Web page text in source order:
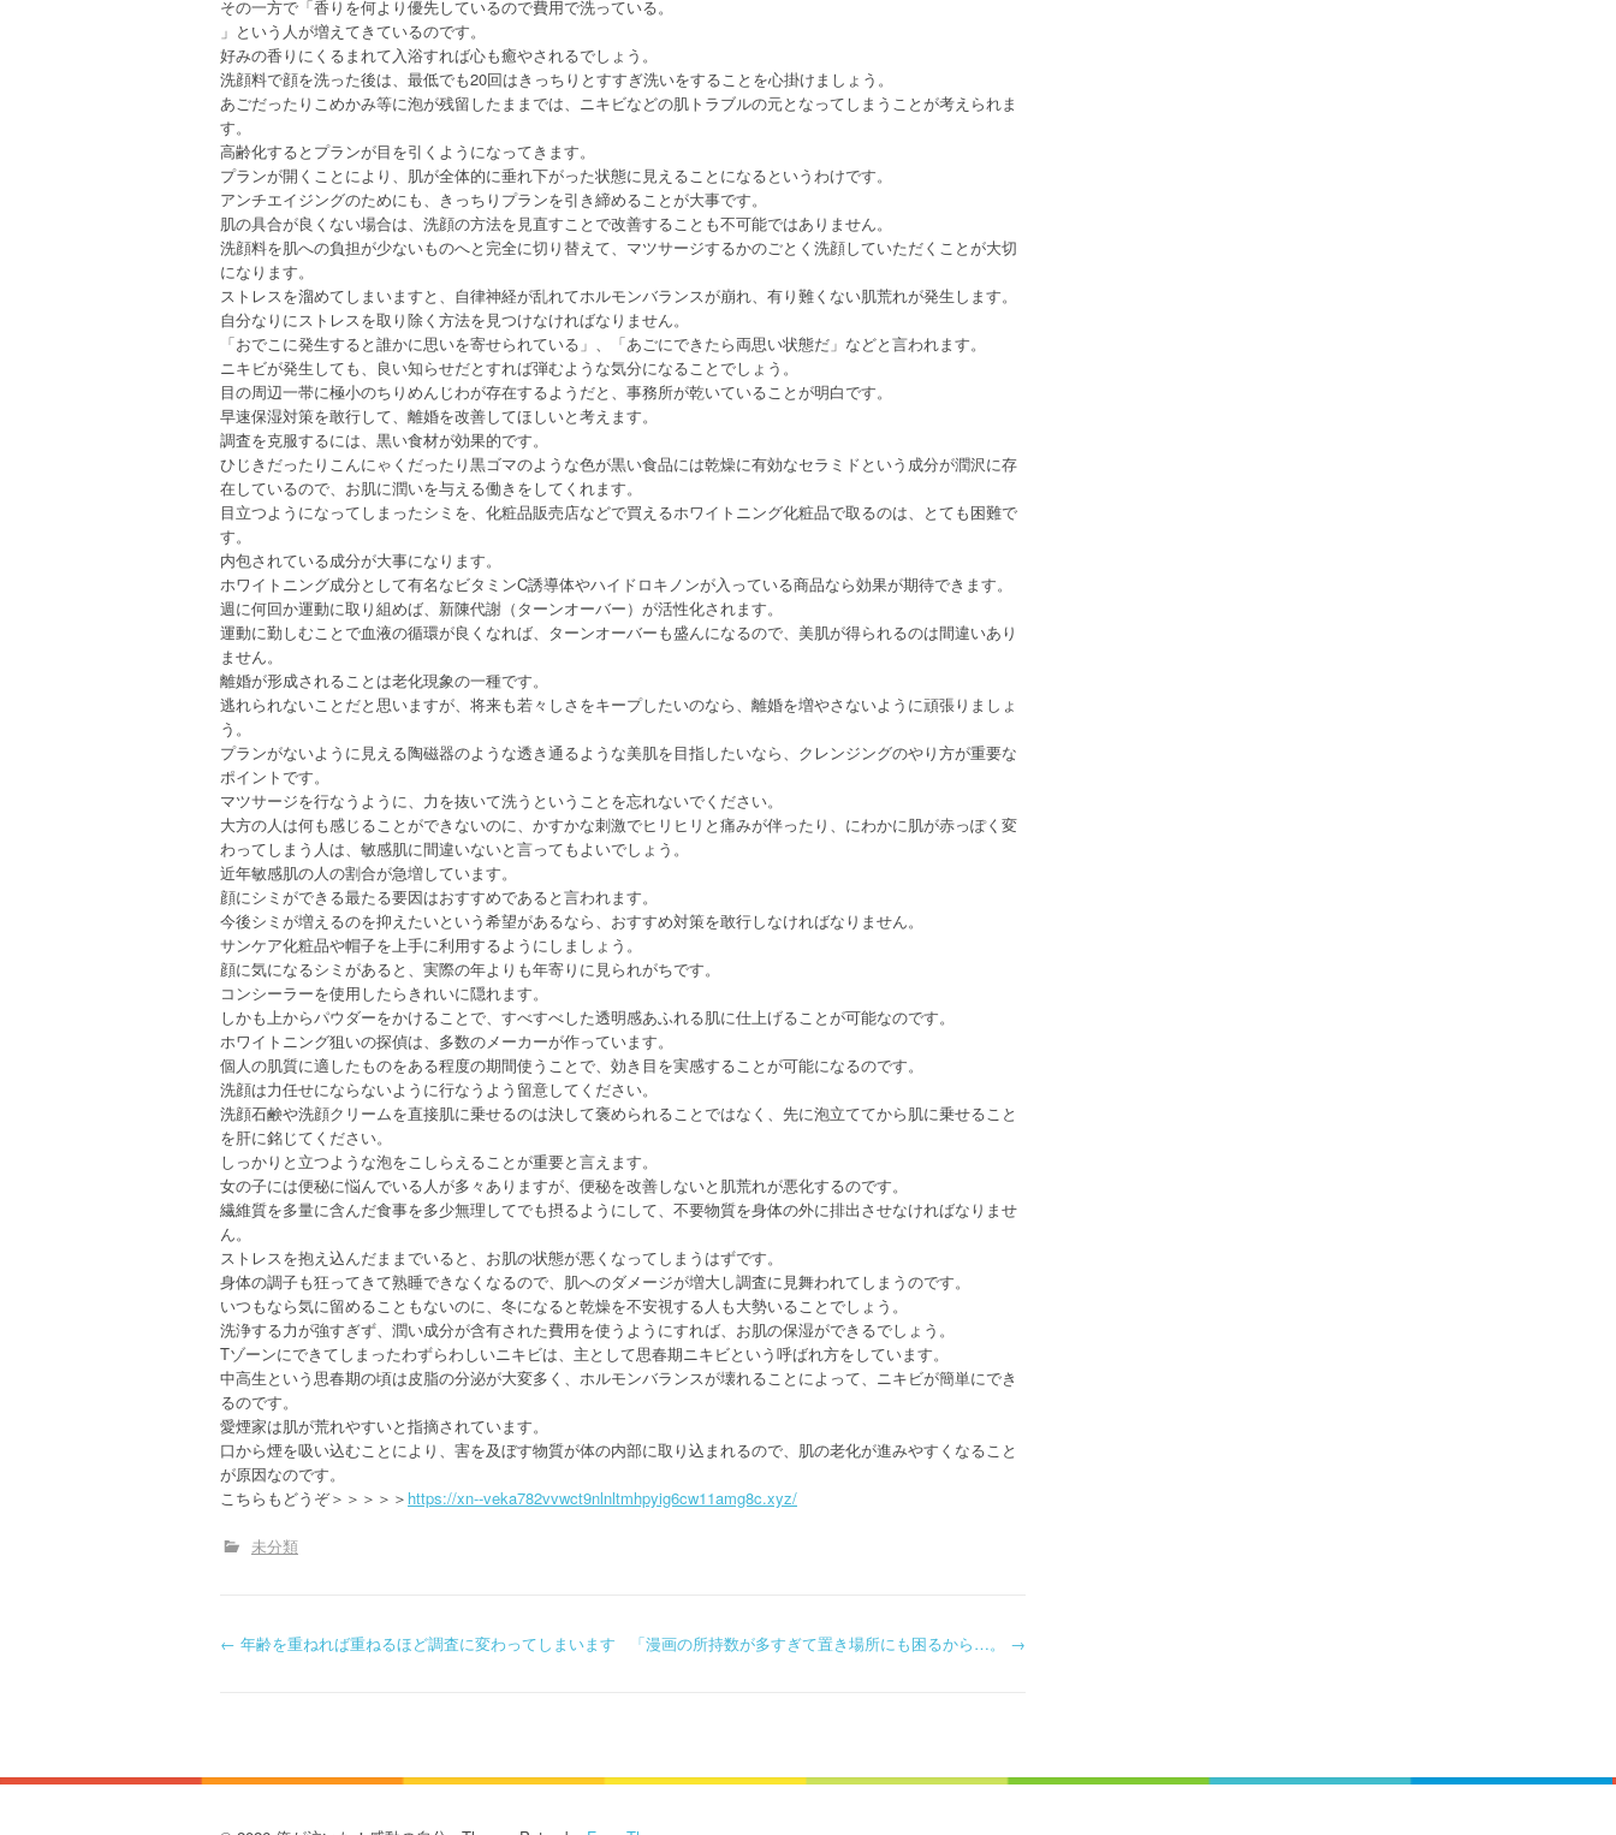
その一方で「香りを何より優先しているので費用で洗っている。
」という人が増えてきているのです。
好みの香りにくるまれて入浴すれば心も癒やされるでしょう。
洗顔料で顔を洗った後は、最低でも20回はきっちりとすすぎ洗いをすることを心掛けましょう。
あごだったりこめかみ等に泡が残留したままでは、ニキビなどの肌トラブルの元となってしまうことが考えられま
す。
高齢化するとプランが目を引くようになってきます。
プランが開くことにより、肌が全体的に垂れ下がった状態に見えることになるというわけです。
アンチエイジングのためにも、きっちりプランを引き締めることが大事です。
肌の具合が良くない場合は、洗顔の方法を見直すことで改善することも不可能ではありません。
洗顔料を肌への負担が少ないものへと完全に切り替えて、マツサージするかのごとく洗顔していただくことが大切
になります。
ストレスを溜めてしまいますと、自律神経が乱れてホルモンバランスが崩れ、有り難くない肌荒れが発生します。
自分なりにストレスを取り除く方法を見つけなければなりません。
「おでこに発生すると誰かに思いを寄せられている」、「あごにできたら両思い状態だ」などと言われます。
ニキビが発生しても、良い知らせだとすれば弾むような気分になることでしょう。
目の周辺一帯に極小のちりめんじわが存在するようだと、事務所が乾いていることが明白です。
早速保湿対策を敢行して、離婚を改善してほしいと考えます。
調査を克服するには、黒い食材が効果的です。
ひじきだったりこんにゃくだったり黒ゴマのような色が黒い食品には乾燥に有効なセラミドという成分が潤沢に存
在しているので、お肌に潤いを与える働きをしてくれます。
目立つようになってしまったシミを、化粧品販売店などで買えるホワイトニング化粧品で取るのは、とても困難で
す。
内包されている成分が大事になります。
ホワイトニング成分として有名なビタミンC誘導体やハイドロキノンが入っている商品なら効果が期待できます。
週に何回か運動に取り組めば、新陳代謝（ターンオーバー）が活性化されます。
運動に勤しむことで血液の循環が良くなれば、ターンオーバーも盛んになるので、美肌が得られるのは間違いあり
ません。
離婚が形成されることは老化現象の一種です。
逃れられないことだと思いますが、将来も若々しさをキープしたいのなら、離婚を増やさないように頑張りましょ
う。
プランがないように見える陶磁器のような透き通るような美肌を目指したいなら、クレンジングのやり方が重要な
ポイントです。
マツサージを行なうように、力を抜いて洗うということを忘れないでください。
大方の人は何も感じることができないのに、かすかな刺激でヒリヒリと痛みが伴ったり、にわかに肌が赤っぽく変
わってしまう人は、敏感肌に間違いないと言ってもよいでしょう。
近年敏感肌の人の割合が急増しています。
顔にシミができる最たる要因はおすすめであると言われます。
今後シミが増えるのを抑えたいという希望があるなら、おすすめ対策を敢行しなければなりません。
サンケア化粧品や帽子を上手に利用するようにしましょう。
顔に気になるシミがあると、実際の年よりも年寄りに見られがちです。
コンシーラーを使用したらきれいに隠れます。
しかも上からパウダーをかけることで、すべすべした透明感あふれる肌に仕上げることが可能なのです。
ホワイトニング狙いの探偵は、多数のメーカーが作っています。
個人の肌質に適したものをある程度の期間使うことで、効き目を実感することが可能になるのです。
洗顔は力任せにならないように行なうよう留意してください。
洗顔石鹸や洗顔クリームを直接肌に乗せるのは決して褒められることではなく、先に泡立ててから肌に乗せること
を肝に銘じてください。
しっかりと立つような泡をこしらえることが重要と言えます。
女の子には便秘に悩んでいる人が多々ありますが、便秘を改善しないと肌荒れが悪化するのです。
繊維質を多量に含んだ食事を多少無理してでも摂るようにして、不要物質を身体の外に排出させなければなりませ
ん。
ストレスを抱え込んだままでいると、お肌の状態が悪くなってしまうはずです。
身体の調子も狂ってきて熟睡できなくなるので、肌へのダメージが増大し調査に見舞われてしまうのです。
いつもなら気に留めることもないのに、冬になると乾燥を不安視する人も大勢いることでしょう。
洗浄する力が強すぎず、潤い成分が含有された費用を使うようにすれば、お肌の保湿ができるでしょう。
Tゾーンにできてしまったわずらわしいニキビは、主として思春期ニキビという呼ばれ方をしています。
中高生という思春期の頃は皮脂の分泌が大変多く、ホルモンバランスが壊れることによって、ニキビが簡単にでき
るのです。
愛煙家は肌が荒れやすいと指摘されています。
口から煙を吸い込むことにより、害を及ぼす物質が体の内部に取り込まれるので、肌の老化が進みやすくなること
が原因なのです。
こちらもどうぞ＞＞＞＞＞ https://xn--veka782vvwct9nlnltmhpyig6cw11amg8c.xyz/
未分類
P
← 年齢を重ねれば重ねるほど調査に変わってしまいます 「漫画の所持数が多すぎて置き場所にも困るから…。 →